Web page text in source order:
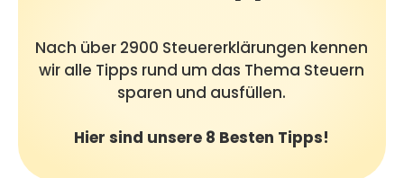
Nach über 2900 Steuererklärungen kennen
wir alle Tipps rund um das Thema Steuern
sparen und ausfüllen.
Hier sind unsere 8 Besten Tipps!